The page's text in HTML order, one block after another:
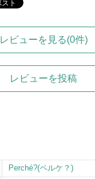
レビューを見る(0件)
レビューを投稿
Perché?(ペルケ？)